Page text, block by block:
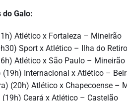
Galo:
Atlético x Fortaleza – Mineirão
Sport x Atlético – Ilha do
Atlético x São Paulo – Mineirão
Internacional x Atlético –
(20h) Atlético x Chapecoense –
Ceará x Atlético – Castelão